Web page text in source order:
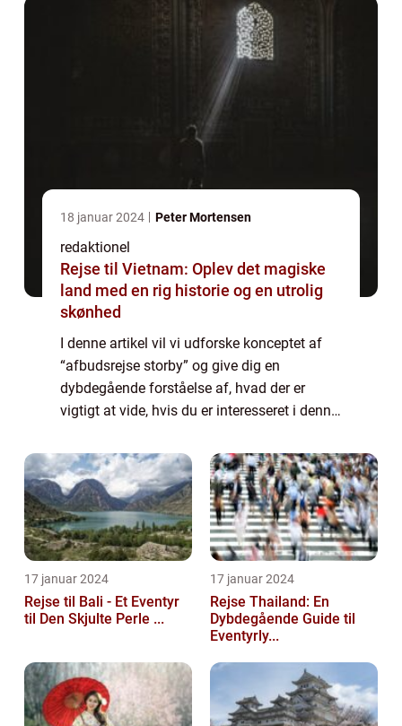
18 januar 2024 Peter Mortensen
redaktionel
Rejse til Vietnam: Oplev det magiske
land med en rig historie og en utrolig
skønhed
I denne artikel vil vi udforske konceptet af
“afbudsrejse storby” og give dig en
dybdegående forståelse af, hvad der er
vigtigt at vide, hvis du er interesseret i denne
verden til nedsatte priser! ...
17 januar 2024
Rejse til Bali - Et Eventyr
til Den Skjulte Perle ...
17 januar 2024
Rejse Thailand: En
Dybdegående Guide til
Eventyrly...